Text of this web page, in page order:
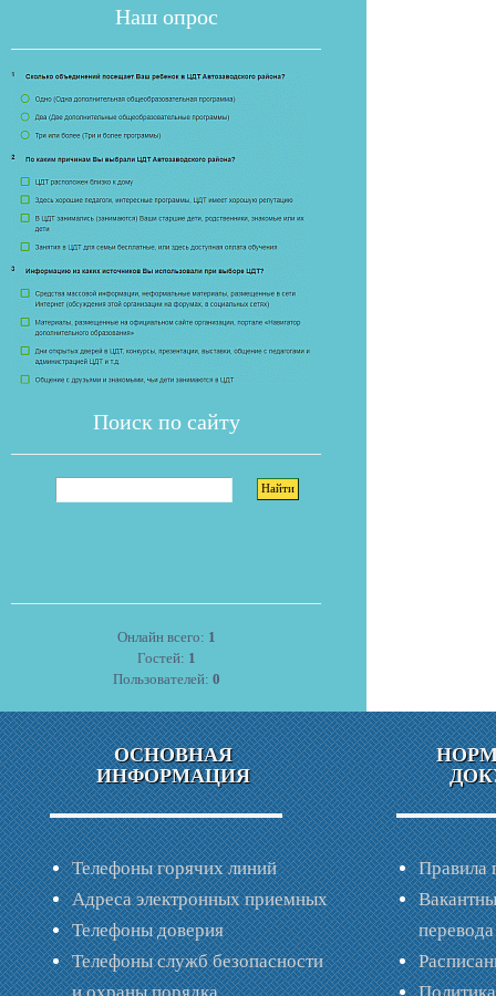
Наш опрос
Поиск по сайту
Онлайн всего: 1
Гостей: 1
Пользователей: 0
ОСНОВНАЯ
ИНФОРМАЦИЯ
Телефоны горячих линий
Адреса электронных приемных
Телефоны доверия
Телефоны служб безопасности
Правила
перевода